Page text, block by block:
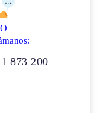
873 200